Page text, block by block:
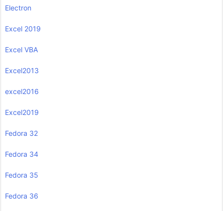
Electron
Excel 2019
Excel VBA
Excel2013
excel2016
Excel2019
Fedora 32
Fedora 34
Fedora 35
Fedora 36